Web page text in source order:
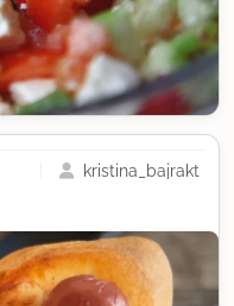
kristina_bajrakt